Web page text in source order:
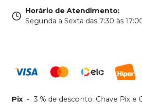
Horário de Atendimento:
Segunda a Sexta das 7:30 às
Pix - 3 % de desconto. Chave Pix e